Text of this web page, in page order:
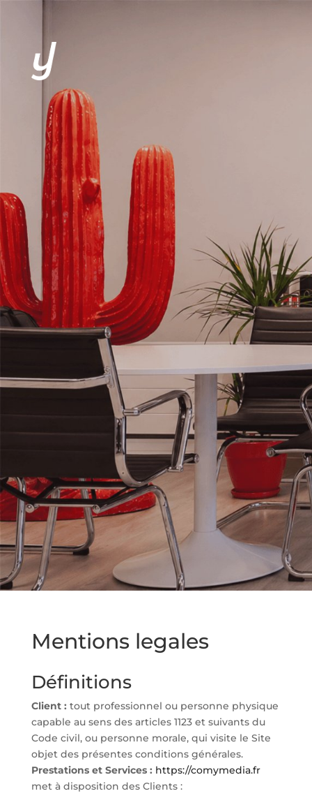
ACTUALITÉS
CONTACT
L’Agence de
communication
qui propulse
Votre
Business
Mentions legales
Définitions
Client : tout professionnel ou personne physique
capable au sens des articles 1123 et suivants du
Code civil, ou personne morale, qui visite le Site
objet des présentes conditions générales.
Prestations et Services : https://comymedia.fr
met à disposition des Clients :